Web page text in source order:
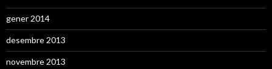
gener 2014
desembre 2013
novembre 2013